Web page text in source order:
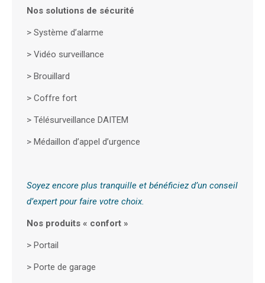
Nos solutions de sécurité
> Système d’alarme
> Vidéo surveillance
> Brouillard
> Coffre fort
> Télésurveillance DAITEM
> Médaillon d’appel d’urgence
Soyez encore plus tranquille et bénéficiez d’un conseil
d’expert pour faire votre choix.
Nos produits « confort »
> Portail
> Porte de garage